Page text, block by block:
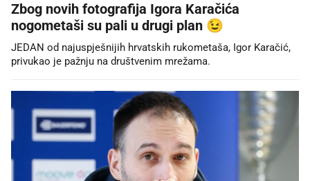
Zbog novih fotografija Igora Karačića
nogometaši su pali u drugi plan 😉
JEDAN od najuspješnijih hrvatskih rukometaša, Igor Karačić,
privukao je pažnju na društvenim mrežama.